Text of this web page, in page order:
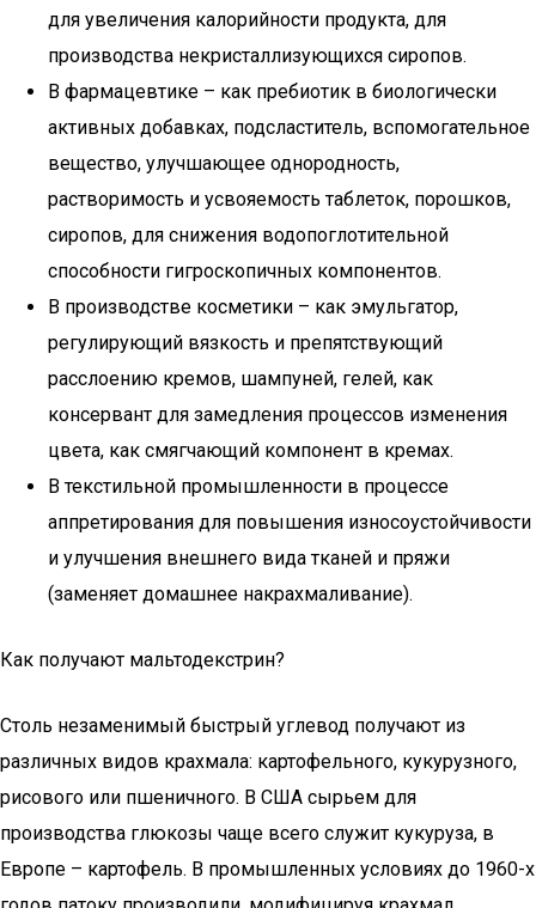
для увеличения калорийности продукта, для
производства некристаллизующихся сиропов.
В фармацевтике – как пребиотик в биологически
активных добавках, подсластитель, вспомогательное
вещество, улучшающее однородность,
растворимость и усвояемость таблеток, порошков,
сиропов, для снижения водопоглотительной
способности гигроскопичных компонентов.
В производстве косметики – как эмульгатор,
регулирующий вязкость и препятствующий
расслоению кремов, шампуней, гелей, как
консервант для замедления процессов изменения
цвета, как смягчающий компонент в кремах.
В текстильной промышленности в процессе
аппретирования для повышения износоустойчивости
и улучшения внешнего вида тканей и пряжи
(заменяет домашнее накрахмаливание).
Как получают мальтодекстрин?
Столь незаменимый быстрый углевод получают из
различных видов крахмала: картофельного, кукурузного,
рисового или пшеничного. В США сырьем для
производства глюкозы чаще всего служит кукуруза, в
Европе – картофель. В промышленных условиях до 1960-х